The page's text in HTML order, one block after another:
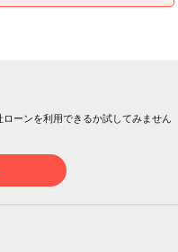
ーンを利用できるか試してみません